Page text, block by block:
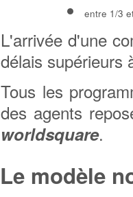
entre 1/3
L'arrivée d'une
délais supérieurs
Tous les
des agents
worldsquare.
Le modèle